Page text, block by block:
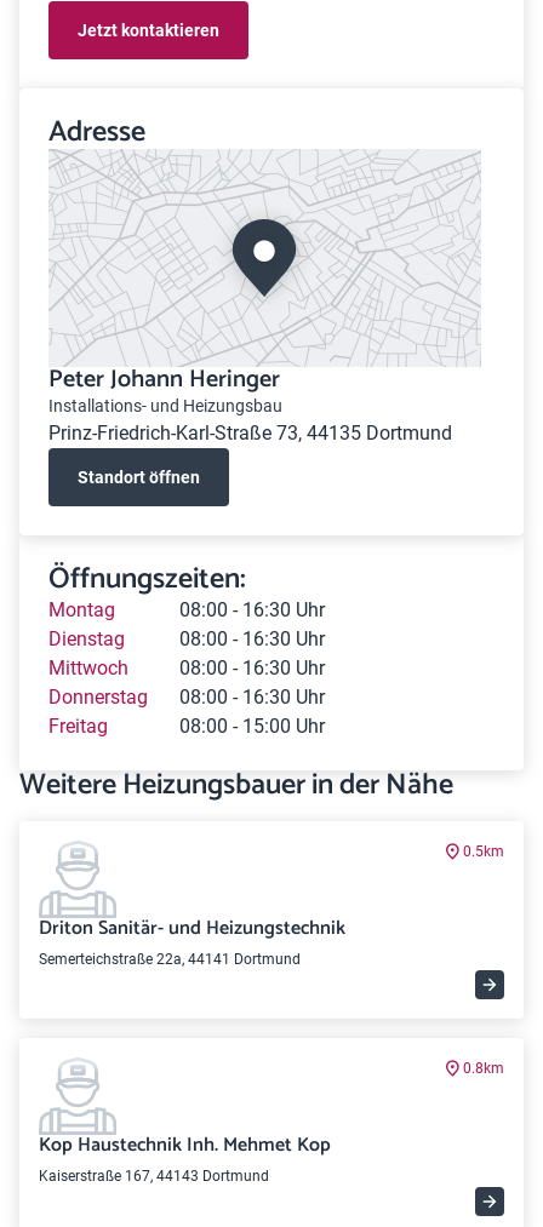
Jetzt kontaktieren
Adresse
Peter Johann Heringer
Installations- und Heizungsbau
Prinz-Friedrich-Karl-Straße 73, 44135 Dortmund
Standort öffnen
Öffnungszeiten:
Montag
08:00 - 16:30 Uhr
Dienstag
08:00 - 16:30 Uhr
Mittwoch
08:00 - 16:30 Uhr
Donnerstag
08:00 - 16:30 Uhr
Freitag
08:00 - 15:00 Uhr
Weitere Heizungsbauer in der Nähe
0.5km
Driton Sanitär- und Heizungstechnik
Semerteichstraße 22a, 44141 Dortmund
0.8km
Kop Haustechnik Inh. Mehmet Kop
Kaiserstraße 167, 44143 Dortmund